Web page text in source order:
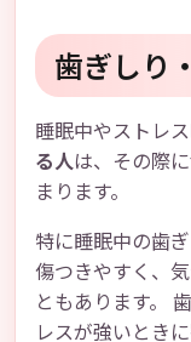
歯ぎしり
睡眠中やストレ
る人は、その際
まります。
特に睡眠中の歯
傷つきやすく、
ともあります。
レスが強いとき